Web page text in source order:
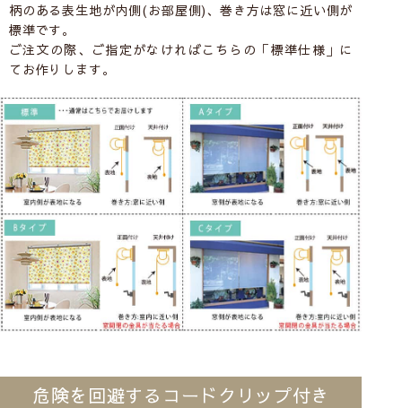
柄のある表生地が内側(お部屋側)、巻き方は窓に近い側が
標準です。
ご注文の際、ご指定がなければこちらの「標準仕様」に
てお作りします。
危険を回避するコードクリップ付き